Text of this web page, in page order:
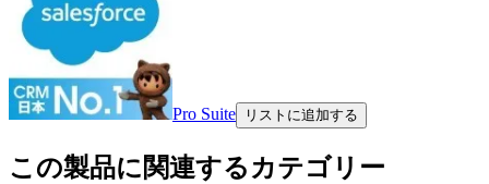
Pro Suite リストに追加する
この製品に関連するカテゴリー